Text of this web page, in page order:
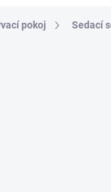
pokoj Sedací